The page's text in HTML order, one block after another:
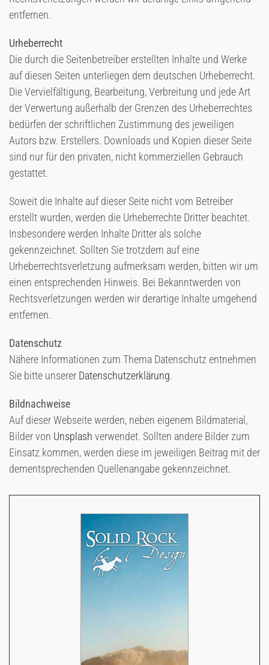
entfernen.
Urheberrecht
Die durch die Seitenbetreiber erstellten Inhalte und Werke
auf diesen Seiten unterliegen dem deutschen Urheberrecht.
Die Vervielfältigung, Bearbeitung, Verbreitung und jede Art
der Verwertung außerhalb der Grenzen des Urheberrechtes
bedürfen der schriftlichen Zustimmung des jeweiligen
Autors bzw. Erstellers. Downloads und Kopien dieser Seite
sind nur für den privaten, nicht kommerziellen Gebrauch
gestattet.
Soweit die Inhalte auf dieser Seite nicht vom Betreiber
erstellt wurden, werden die Urheberrechte Dritter beachtet.
Insbesondere werden Inhalte Dritter als solche
gekennzeichnet. Sollten Sie trotzdem auf eine
Urheberrechtsverletzung aufmerksam werden, bitten wir um
einen entsprechenden Hinweis. Bei Bekanntwerden von
Rechtsverletzungen werden wir derartige Inhalte umgehend
entfernen.
Datenschutz
Nähere Informationen zum Thema Datenschutz entnehmen
Sie bitte unserer Datenschutzerklärung.
Bildnachweise
Auf dieser Webseite werden, neben eigenem Bildmaterial,
Bilder von Unsplash verwendet. Sollten andere Bilder zum
Einsatz kommen, werden diese im jeweiligen Beitrag mit der
dementsprechenden Quellenangabe gekennzeichnet.